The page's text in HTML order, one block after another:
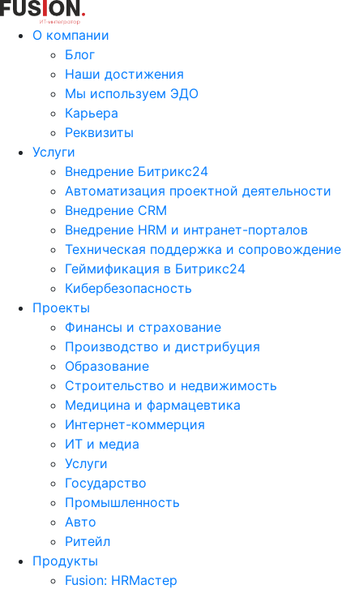
О компании
Блог
Наши достижения
Мы используем ЭДО
Карьера
Реквизиты
Услуги
Внедрение Битрикс24
Автоматизация проектной деятельности
Внедрение CRM
Внедрение HRM и интранет-порталов
Техническая поддержка и сопровождение
Геймификация в Битрикс24
Кибербезопасность
Проекты
Финансы и страхование
Производство и дистрибуция
Образование
Строительство и недвижимость
Медицина и фармацевтика
Интернет-коммерция
ИТ и медиа
Услуги
Государство
Промышленность
Авто
Ритейл
Продукты
Fusion: HRМастер